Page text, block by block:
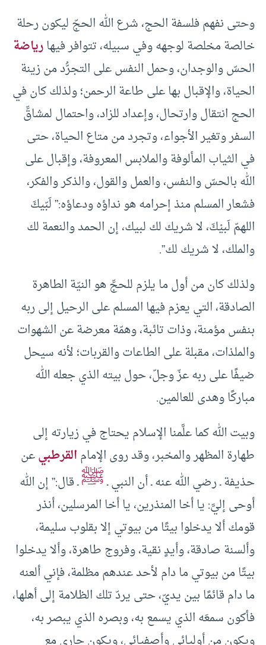
وحتى نفهم فلسفة الحج، شرع الله الحجّ ليكون رحلة
خالصة مخلصة لوجهه وفي سبيله، تتوافر فيهارياضة
الحسّ والوجدان، وحمل النفس على التجرُّد من زينة
الحياة، والإقبال بها على طاعة الرحمن؛ ولذلك كان في
الحج انتقال وارتحال، وإعداد للزاد، واحتمال لمشاقِّ
السفر وتغير الأجواء، وتجرد من متاع الحياة، حتى
في الثياب المألوفة والملابس المعروفة، وإقبال على
الله بالحسّ والنفس، والعمل والقول، والذكر والفكر،
فشعار المسلم منذ إحرامه هو نداؤه ودعاؤه:” لَبّيكَ
اللهمّ لَبيْكَ، لا شريك لك لبيك، إن الحمد والنعمة لك
والملك، لا شريك لك”.
ولذلك كان من أول ما يلزم للحجِّ هو النيّة الطاهرة
الصادقة، التي يعزم فيها المسلم على الرحيل إلى ربه
بنفس مؤمنة، وذات تائبة، وهمّة معرضة عن الشهوات
والملذات، مقبلة على الطاعات والقربات؛ لأنه سيحل
ضيفًا على ربه عزّ وجلّ، حول بيته الذي جعله الله
مباركًا وهدى للعالمين.
وبيت الله كما علَّمنا الإسلام يحتاج في زيارته إلى
طهارة المظهر والمخبر، وقد روى الإمامالقرطبيعن
حذيفة ـ رضي الله عنه ـ أن النبي ـﷺـ قال:” إن الله
أوحى إليَّ: يا أخا المنذرين، يا أخا المرسلين، أنذر
قومك ألا يدخلوا بيتًا من بيوتي إلا بقلوب سليمة،
وألسنة صادقة، وأيدٍ نقية، وفروج طاهرة، وألا يدخلوا
بيتًا من بيوتي ما دام لأحد عندهم مظلمة، فإني ألعنه
ما دام قائمًا بين يديّ، حتى يردّ تلك الظلامة إلى أهلها،
فأكون سمعَه الذي يسمع به، وبصره الذي يبصر به،
ويكون من أوليائي وأصفيائي، ويكون جاري مع